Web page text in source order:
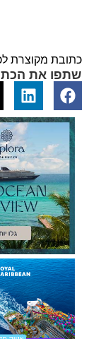
כתובת מקוצרת
שתפו את